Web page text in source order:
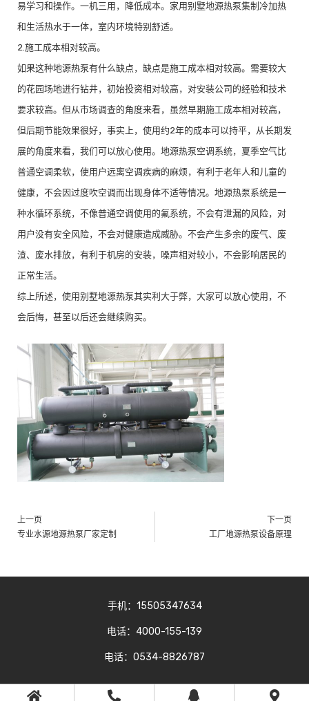
易学习和操作。一机三用，降低成本。家用别墅地源热泵集制冷加热
和生活热水于一体，室内环境特别舒适。
2.施工成本相对较高。
如果这种地源热泵有什么缺点，缺点是施工成本相对较高。需要较大
的花园场地进行钻井，初始投资相对较高，对安装公司的经验和技术
要求较高。但从市场调查的角度来看，虽然早期施工成本相对较高，
但后期节能效果很好，事实上，使用约2年的成本可以持平，从长期发
展的角度来看，我们可以放心使用。地源热泵空调系统，夏季空气比
普通空调柔软，使用户远离空调疾病的麻烦，有利于老年人和儿童的
健康，不会因过度吹空调而出现身体不适等情况。地源热泵系统是一
种水循环系统，不像普通空调使用的氟系统，不会有泄漏的风险，对
用户没有安全风险，不会对健康造成威胁。不会产生多余的废气、废
渣、废水排放，有利于机房的安装，噪声相对较小，不会影响居民的
正常生活。
综上所述，使用别墅地源热泵其实利大于弊，大家可以放心使用，不
会后悔，甚至以后还会继续购买。
上一页
专业水源地源热泵厂家定制
下一页
工厂地源热泵设备原理
手机：15505347634
电话：4000-155-139
电话：0534-8826787